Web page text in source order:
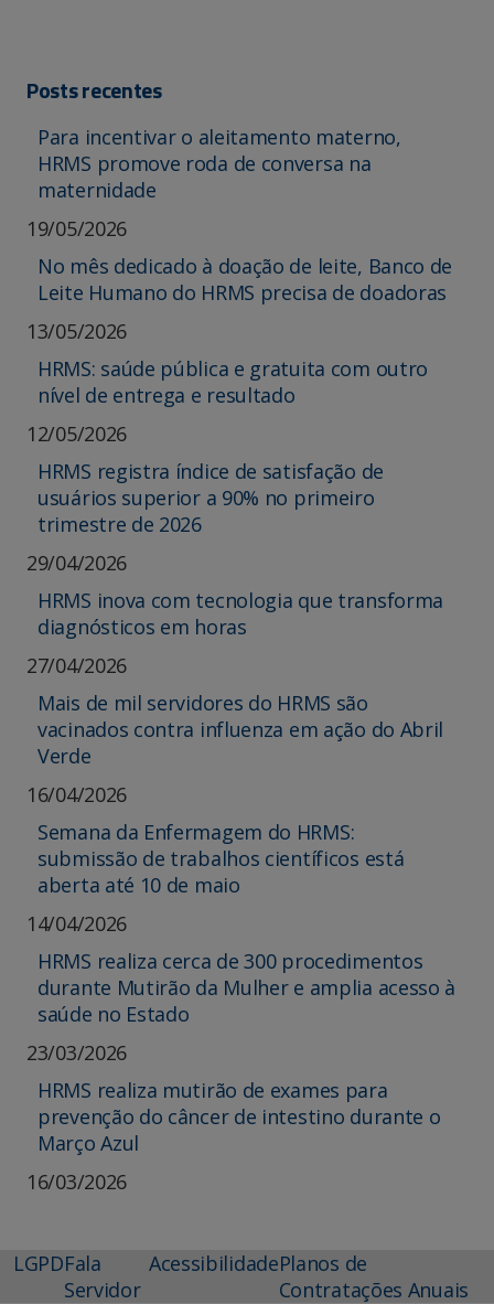
Posts recentes
Para incentivar o aleitamento materno,
HRMS promove roda de conversa na
maternidade
19/05/2026
No mês dedicado à doação de leite, Banco de
Leite Humano do HRMS precisa de doadoras
13/05/2026
HRMS: saúde pública e gratuita com outro
nível de entrega e resultado
12/05/2026
HRMS registra índice de satisfação de
usuários superior a 90% no primeiro
trimestre de 2026
29/04/2026
HRMS inova com tecnologia que transforma
diagnósticos em horas
27/04/2026
Mais de mil servidores do HRMS são
vacinados contra influenza em ação do Abril
Verde
16/04/2026
Semana da Enfermagem do HRMS:
submissão de trabalhos científicos está
aberta até 10 de maio
14/04/2026
HRMS realiza cerca de 300 procedimentos
durante Mutirão da Mulher e amplia acesso à
saúde no Estado
23/03/2026
HRMS realiza mutirão de exames para
prevenção do câncer de intestino durante o
Março Azul
16/03/2026
LGPDFala
Servidor
AcessibilidadePlanos de
Contratações Anuais